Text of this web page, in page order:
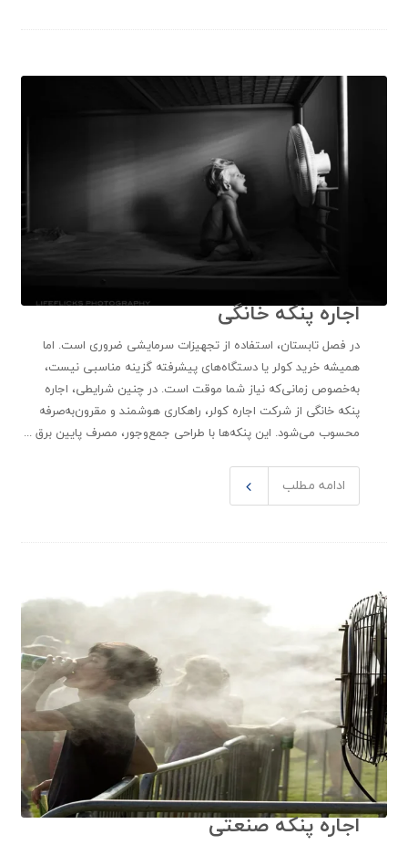
اجاره پنکه خانگی
در فصل تابستان، استفاده از تجهیزات سرمایشی ضروری است. اما
همیشه خرید کولر یا دستگاه‌های پیشرفته گزینه مناسبی نیست،
به‌خصوص زمانی‌که نیاز شما موقت است. در چنین شرایطی، اجاره
پنکه خانگی از شرکت اجاره کولر، راهکاری هوشمند و مقرون‌به‌صرفه
محسوب می‌شود. این پنکه‌ها با طراحی جمع‌وجور، مصرف پایین برق ...
ادامه مطلب
اجاره پنکه صنعتی